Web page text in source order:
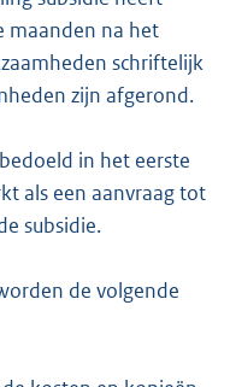
maanden na het
schriftelijk
zijn afgerond.
in het eerste
als een aanvraag tot
subsidie.
de volgende